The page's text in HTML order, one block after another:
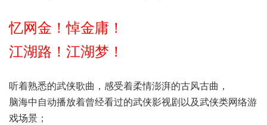
忆网金！悼金庸！
江湖路！江湖梦！
听着熟悉的武侠歌曲，感受着柔情澎湃的古风古曲，
脑海中自动播放着曾经看过的武侠影视剧以及武侠类网络游
戏场景；